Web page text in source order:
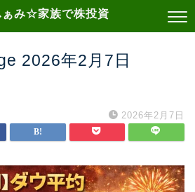
ぁみ☆家族で株投資
2026年2月7日
2026年2月7日